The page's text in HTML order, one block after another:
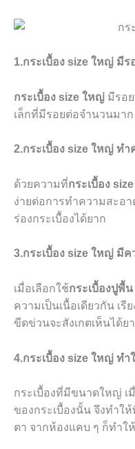
1.กระเบื้อง size ใหญ่ มี
กระเบื้อง size ใหญ่ มีรอ
เล็กที่มีรอยต่อจำนวนมาก
2.กระเบื้อง size ใหญ่ ทำ
ด้วยความที่กระเบื้อง
ง่ายต่อการทำความสะอ
ร่องกระเบื้องได้ยาก
3.กระเบื้อง size ใหญ่ มีค
เมื่อเลือกใช้กระเบื้องปูพื้
ความเป็นเนื้อเดียวกัน เรี
ขีดข่วนจะสังเกตเห็นได้ย
4.กระเบื้อง size ใหญ่ ท
กระเบื้องที่มีขนาดใหญ่ เ
ของกระเบื้องนั้น จึงทำใ
ตา จากห้องแคบ ๆ ก็ทำใ